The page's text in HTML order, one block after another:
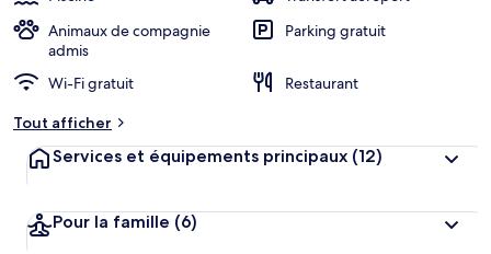
e
r
t
l
Animaux de compagnie
admis
Parking gratuit
Wi-Fi gratuit
Restaurant
Tout afficher
Services et équipements principaux (12)
Pour la famille (6)